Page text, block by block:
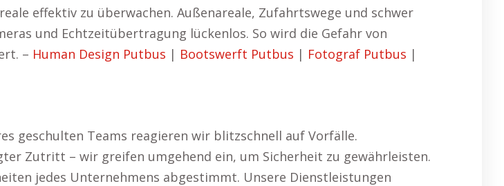
effektiv zu überwachen. Außenareale, Zufahrtswege und schwer
und Echtzeitübertragung lückenlos. So wird die Gefahr von
– Human Design Putbus | Bootswerft Putbus | Fotograf Putbus |
geschulten Teams reagieren wir blitzschnell auf Vorfälle.
Zutritt – wir greifen umgehend ein, um Sicherheit zu gewährleisten.
jedes Unternehmens abgestimmt. Unsere Dienstleistungen